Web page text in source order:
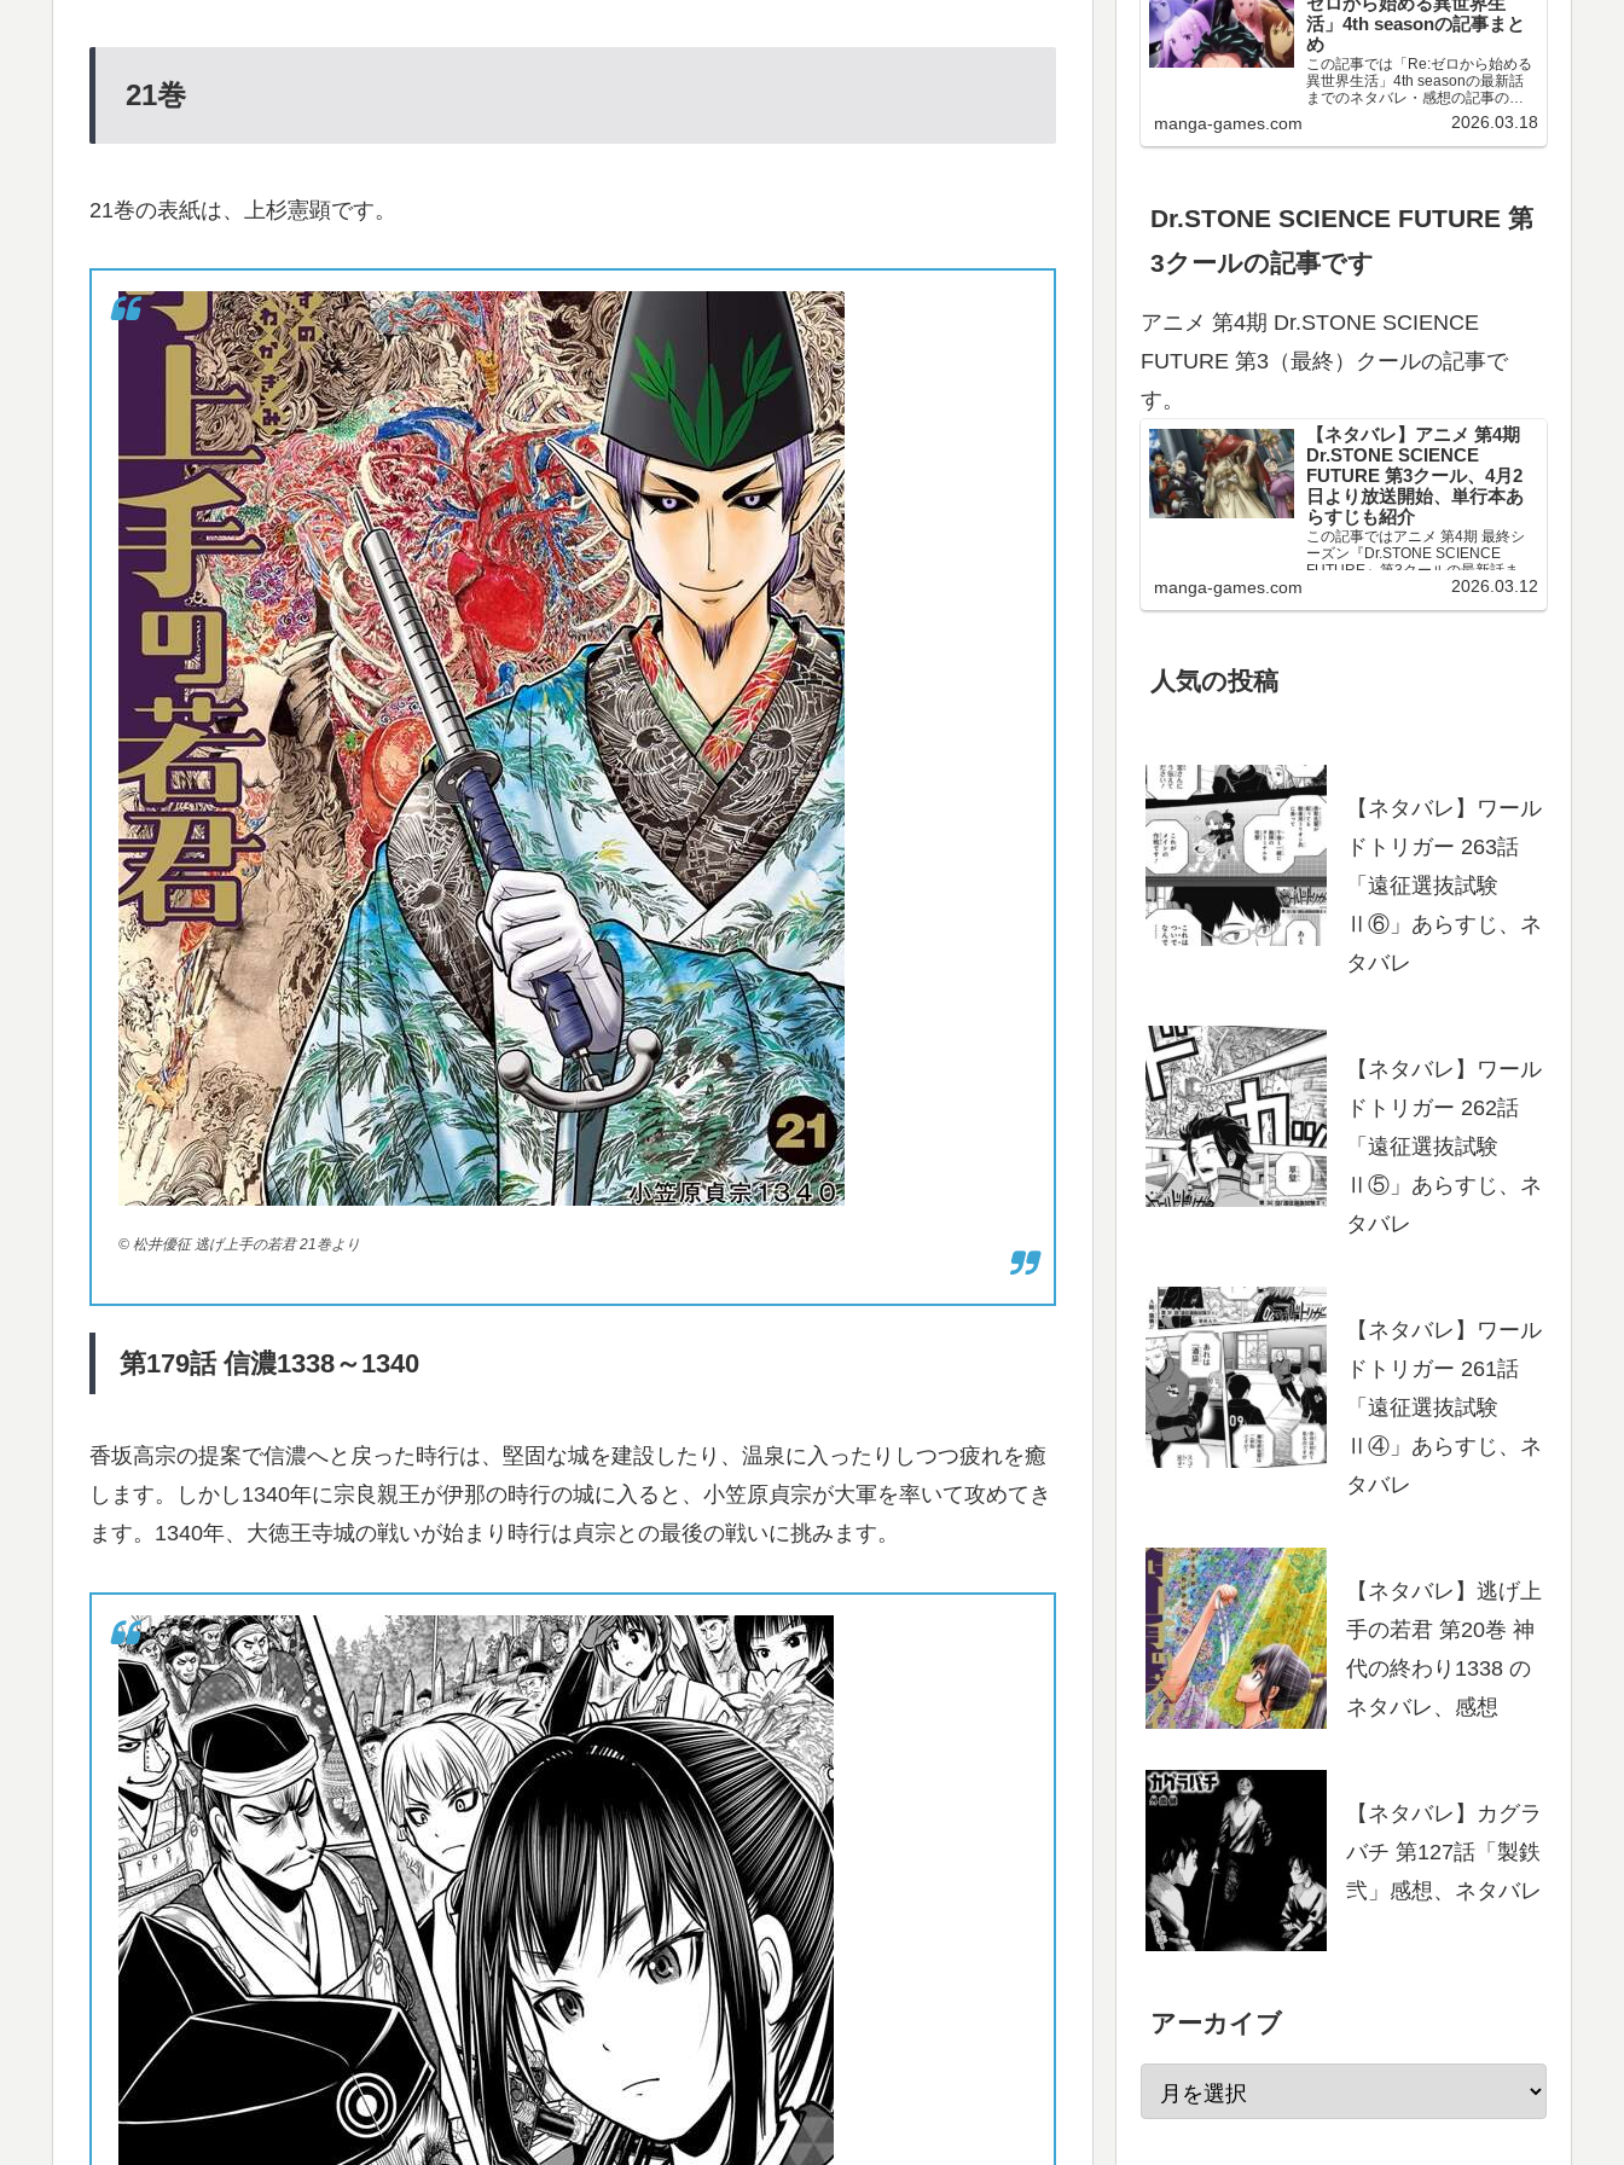
21巻
21巻の表紙は、上杉憲顕です。
© 松井優征 逃げ上手の若君 21巻より
第179話 信濃1338～1340
香坂高宗の提案で信濃へと戻った時行は、堅固な城を建設したり、温泉に入ったりしつつ疲れを癒
します。しかし1340年に宗良親王が伊那の時行の城に入ると、小笠原貞宗が大軍を率いて攻めてき
ます。1340年、大徳王寺城の戦いが始まり時行は貞宗との最後の戦いに挑みます。
ゼロから始める異世界生
活」4th seasonの記事まと
め
この記事では「Re:ゼロから始める
異世界生活」4th seasonの最新話
までのネタバレ・感想の記事のリ
ンクや、情報などをまとめていま
す。アニメ 「Re:ゼロから始める異
世界生活」4th season 第67～77話
manga-games.com 2026.03.18
Dr.STONE SCIENCE FUTURE 第
3クールの記事です
アニメ 第4期 Dr.STONE SCIENCE
FUTURE 第3（最終）クールの記事で
す。
【ネタバレ】アニメ 第4期
Dr.STONE SCIENCE
FUTURE 第3クール、4月2
日より放送開始、単行本あ
らすじも紹介
この記事ではアニメ 第4期 最終シ
ーズン『Dr.STONE SCIENCE
FUTURE』第3クールの最新話まで
のネタバレ・感想、さらに単行本
manga-games.com 2026.03.12
人気の投稿
【ネタバレ】ワール
ドトリガー 263話
「遠征選抜試験
Ⅱ⑥」あらすじ、ネ
タバレ
【ネタバレ】ワール
ドトリガー 262話
「遠征選抜試験
Ⅱ⑤」あらすじ、ネ
タバレ
【ネタバレ】ワール
ドトリガー 261話
「遠征選抜試験
Ⅱ④」あらすじ、ネ
タバレ
【ネタバレ】逃げ上
手の若君 第20巻 神
代の終わり1338 の
ネタバレ、感想
【ネタバレ】カグラ
バチ 第127話「製鉄
弐」感想、ネタバレ
アーカイブ